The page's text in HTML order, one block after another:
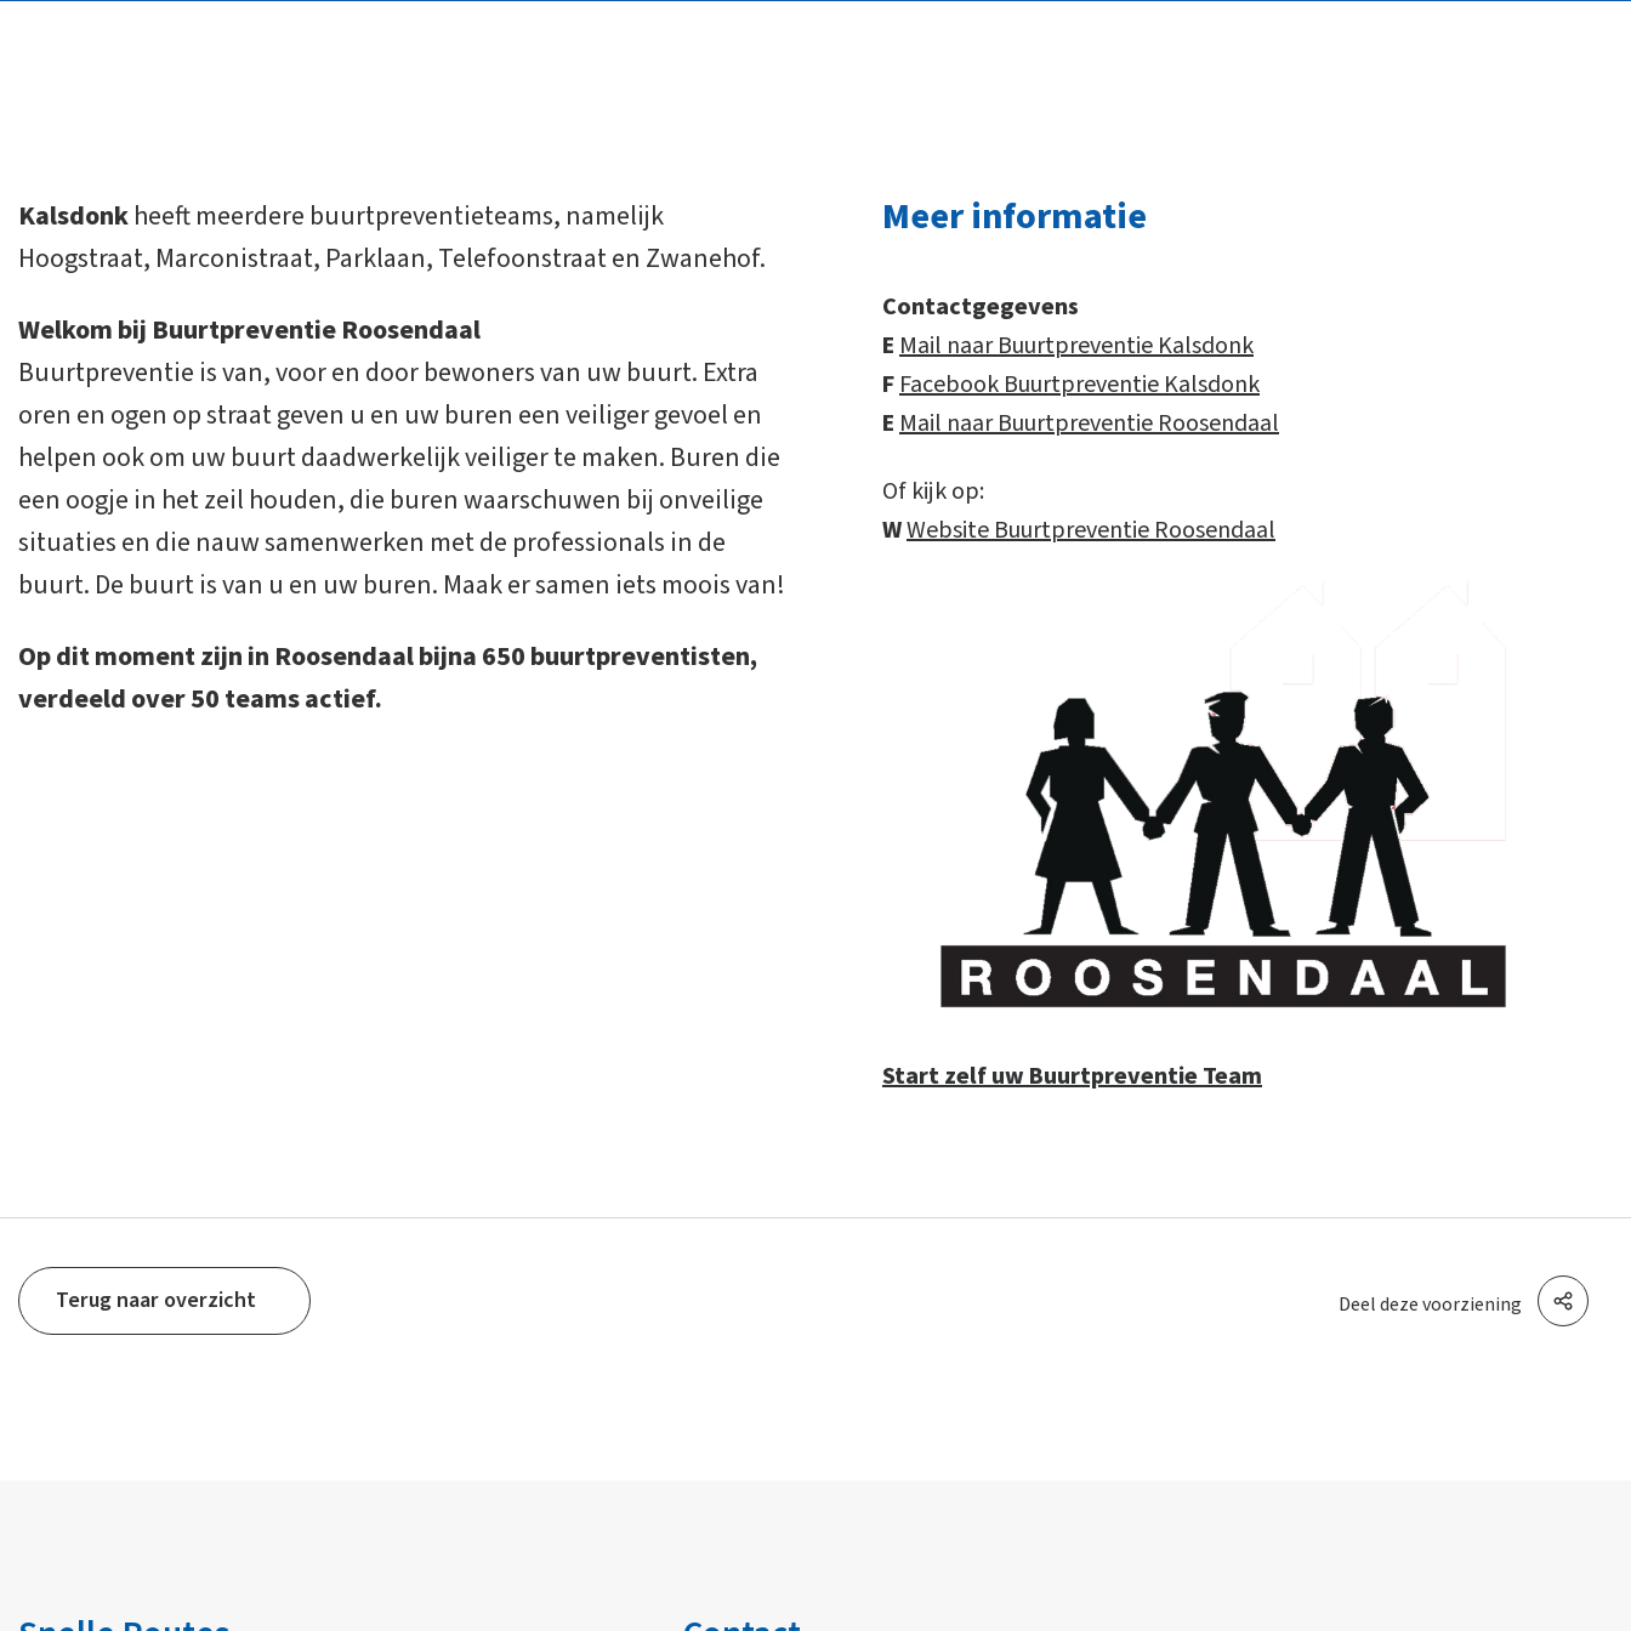
Kalsdonkheeft meerdere buurtpreventieteams, namelijk
Hoogstraat, Marconistraat, Parklaan, Telefoonstraat en Zwanehof.
Welkom bij Buurtpreventie Roosendaal
Buurtpreventie is van, voor en door bewoners van uw buurt. Extra
oren en ogen op straat geven u en uw buren een veiliger gevoel en
helpen ook om uw buurt daadwerkelijk veiliger te maken. Buren die
een oogje in het zeil houden, die buren waarschuwen bij onveilige
situaties en die nauw samenwerken met de professionals in de
buurt. De buurt is van u en uw buren. Maak er samen iets moois van!
Op dit moment zijn in Roosendaal bijna 650 buurtpreventisten,
verdeeld over 50 teams actief.
Meer informatie
Contactgegevens
EMail naar Buurtpreventie Kalsdonk
FFacebook Buurtpreventie Kalsdonk
EMail naar Buurtpreventie Roosendaal
Of kijk op:
WWebsite Buurtpreventie Roosendaal
Start zelf uw Buurtpreventie Team
Terug naar overzicht Deel deze voorziening